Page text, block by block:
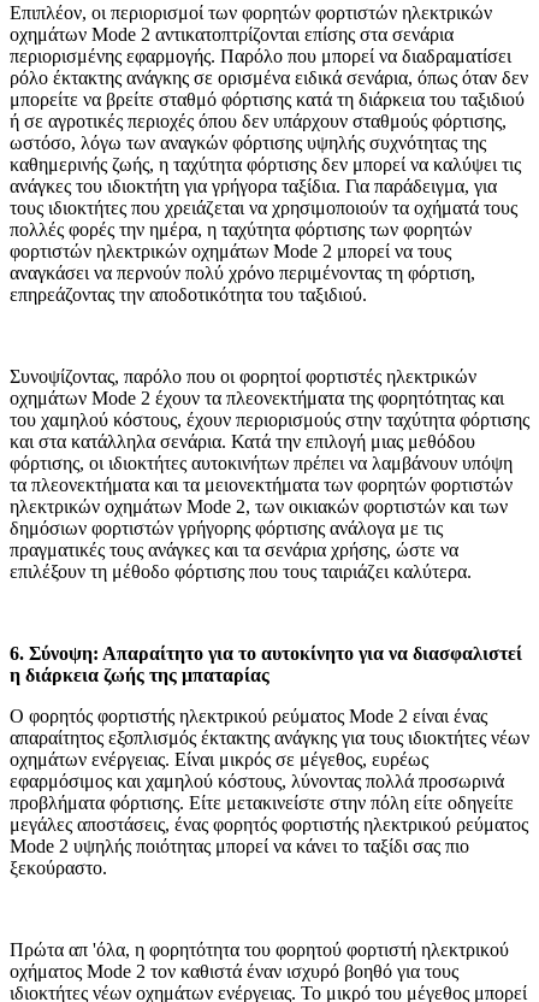
Επιπλέον, οι περιορισμοί των φορητών φορτιστών ηλεκτρικών
οχημάτων Mode 2 αντικατοπτρίζονται επίσης στα σενάρια
περιορισμένης εφαρμογής. Παρόλο που μπορεί να διαδραματίσει
ρόλο έκτακτης ανάγκης σε ορισμένα ειδικά σενάρια, όπως όταν δεν
μπορείτε να βρείτε σταθμό φόρτισης κατά τη διάρκεια του ταξιδιού
ή σε αγροτικές περιοχές όπου δεν υπάρχουν σταθμούς φόρτισης,
ωστόσο, λόγω των αναγκών φόρτισης υψηλής συχνότητας της
καθημερινής ζωής, η ταχύτητα φόρτισης δεν μπορεί να καλύψει τις
ανάγκες του ιδιοκτήτη για γρήγορα ταξίδια. Για παράδειγμα, για
τους ιδιοκτήτες που χρειάζεται να χρησιμοποιούν τα οχήματά τους
πολλές φορές την ημέρα, η ταχύτητα φόρτισης των φορητών
φορτιστών ηλεκτρικών οχημάτων Mode 2 μπορεί να τους
αναγκάσει να περνούν πολύ χρόνο περιμένοντας τη φόρτιση,
επηρεάζοντας την αποδοτικότητα του ταξιδιού.
Συνοψίζοντας, παρόλο που οι φορητοί φορτιστές ηλεκτρικών
οχημάτων Mode 2 έχουν τα πλεονεκτήματα της φορητότητας και
του χαμηλού κόστους, έχουν περιορισμούς στην ταχύτητα φόρτισης
και στα κατάλληλα σενάρια. Κατά την επιλογή μιας μεθόδου
φόρτισης, οι ιδιοκτήτες αυτοκινήτων πρέπει να λαμβάνουν υπόψη
τα πλεονεκτήματα και τα μειονεκτήματα των φορητών φορτιστών
ηλεκτρικών οχημάτων Mode 2, των οικιακών φορτιστών και των
δημόσιων φορτιστών γρήγορης φόρτισης ανάλογα με τις
πραγματικές τους ανάγκες και τα σενάρια χρήσης, ώστε να
επιλέξουν τη μέθοδο φόρτισης που τους ταιριάζει καλύτερα.
6. Σύνοψη: Απαραίτητο για το αυτοκίνητο για να διασφαλιστεί
η διάρκεια ζωής της μπαταρίας
Ο φορητός φορτιστής ηλεκτρικού ρεύματος Mode 2 είναι ένας
απαραίτητος εξοπλισμός έκτακτης ανάγκης για τους ιδιοκτήτες νέων
οχημάτων ενέργειας. Είναι μικρός σε μέγεθος, ευρέως
εφαρμόσιμος και χαμηλού κόστους, λύνοντας πολλά προσωρινά
προβλήματα φόρτισης. Είτε μετακινείστε στην πόλη είτε οδηγείτε
μεγάλες αποστάσεις, ένας φορητός φορτιστής ηλεκτρικού ρεύματος
Mode 2 υψηλής ποιότητας μπορεί να κάνει το ταξίδι σας πιο
ξεκούραστο.
Πρώτα απ 'όλα, η φορητότητα του φορητού φορτιστή ηλεκτρικού
οχήματος Mode 2 τον καθιστά έναν ισχυρό βοηθό για τους
ιδιοκτήτες νέων οχημάτων ενέργειας. Το μικρό του μέγεθος μπορεί